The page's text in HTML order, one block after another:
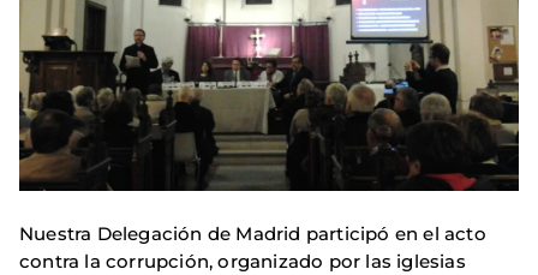
Nuestra Delegación de Madrid participó en el acto
contra la corrupción, organizado por las iglesias